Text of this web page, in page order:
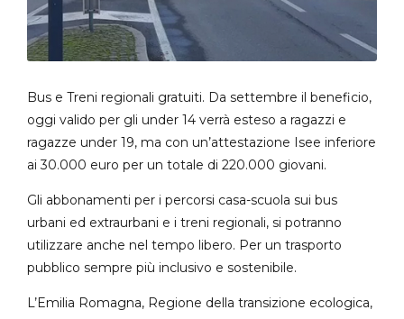
Bus e Treni regionali gratuiti. Da settembre il beneficio,
oggi valido per gli under 14 verrà esteso a ragazzi e
ragazze under 19, ma con un’attestazione Isee inferiore
ai 30.000 euro per un totale di 220.000 giovani.
Gli abbonamenti per i percorsi casa-scuola sui bus
urbani ed extraurbani e i treni regionali, si potranno
utilizzare anche nel tempo libero. Per un trasporto
pubblico sempre più inclusivo e sostenibile.
L’Emilia Romagna, Regione della transizione ecologica,